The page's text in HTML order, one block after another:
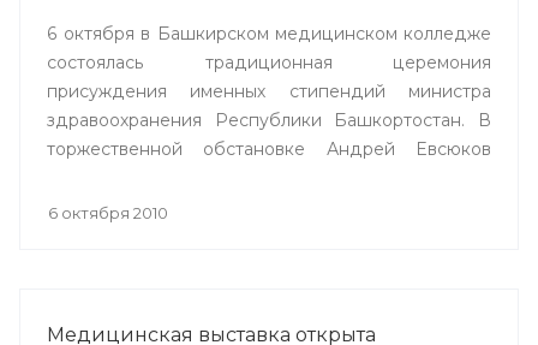
6 октября в Башкирском медицинском колледже
состоялась традиционная церемония
присуждения именных стипендий министра
здравоохранения Республики Башкортостан. В
торжественной обстановке Андрей Евсюков
колледжей республики дипломы о присуждении
6 октября 2010
Медицинская выставка открыта